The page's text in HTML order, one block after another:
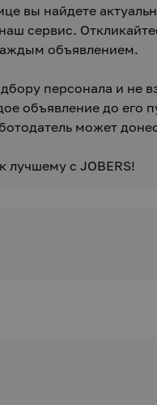
вы найдете
сервис.
объявлением.
персонала и не
объявление до его
может
с JOBERS!